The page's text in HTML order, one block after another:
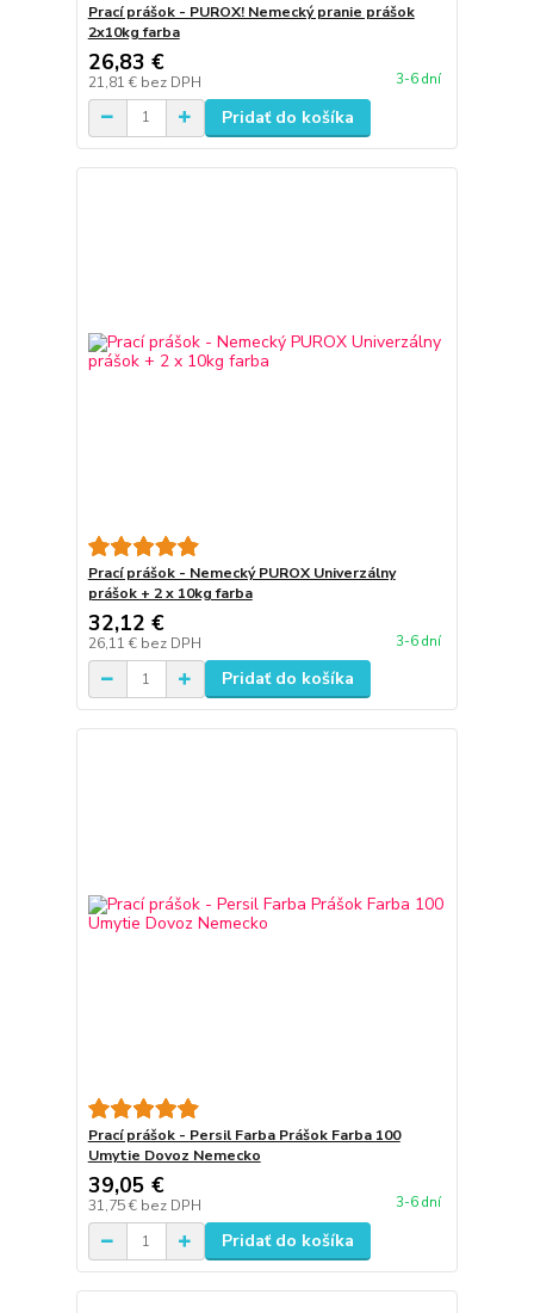
Prací prášok - PUROX! Nemecký pranie prášok
2x10kg farba
26,83 €
21,81 € bez DPH 3-6 dní
Pridať do košíka
Prací prášok - Nemecký PUROX Univerzálny
prášok + 2 x 10kg farba
32,12 €
26,11 € bez DPH 3-6 dní
Pridať do košíka
Prací prášok - Persil Farba Prášok Farba 100
Umytie Dovoz Nemecko
39,05 €
31,75 € bez DPH 3-6 dní
Pridať do košíka